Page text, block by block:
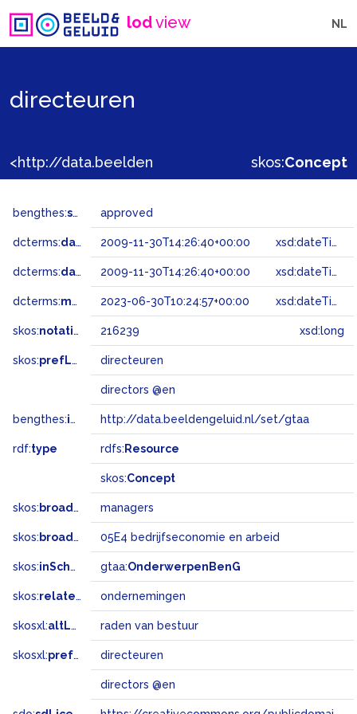
lodview NL
directeuren
skos:Concept
bengthes:status approved
dcterms:dateAccepted 2009-11-30T14:26:40+00:00 xsd:dateTime
dcterms:dateSubmitted 2009-11-30T14:26:40+00:00 xsd:dateTime
dcterms:modified 2023-06-30T10:24:57+00:00 xsd:dateTime
skos:notation 216239 xsd:long
skos:prefLabel directeuren
directors @en
bengthes:inSet http://data.beeldengeluid.nl/set/gtaa
rdf:type rdfs: Resource
skos:Concept
skos: broader managers
skos: broadMatch 05E4 bedrijfseconomie en arbeid
skos:inScheme gtaa:OnderwerpenBenG
skos:related ondernemingen
skosxl:altLabel raden van bestuur
skosxl:prefLabel directeuren
directors @en